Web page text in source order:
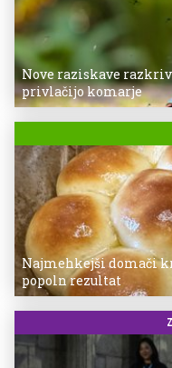
Nove raziskave
privlačijo komarje
Najmehkejši domači
popoln rezultat